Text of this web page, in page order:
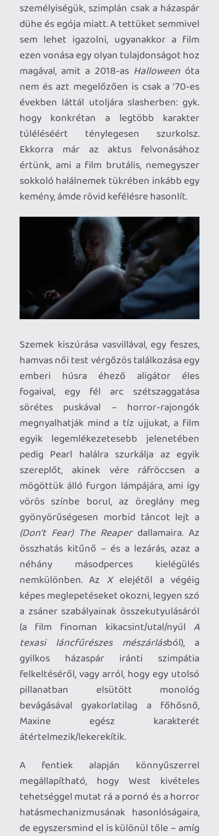
néhány másodperces kielégülés
nemkülönben. Az X elejétől a végéig
képes meglepetéseket okozni, legyen szó
a zsáner szabályainak összekutyulásáról
(a film finoman kikacsint/utal/nyúlA
texasi láncfűrészes mészárlás
ból), a
gyilkos házaspár iránti szimpátia
felkeltéséről, vagy arról, hogy egy utolsó
pillanatban elsütött monológ
bevágásával gyakorlatilag a főhősnő,
Maxine egész karakterét
átértelmezik/lekerekítik.
megállapítható, hogy West kivételes
tehetséggel mutat rá a pornó és a horror
hatásmechanizmusának hasonlóságaira,
de egyszersmind el is különül tőle – amíg
előbbi alkalmatlan értelmiségi
eszmecserére, addig utóbbival
kapcsolatban lehet mélyebben is
beszélni, és a műfaj sajátosságait számba
véve részletesebben is kielemezni. Van is
mit: jelen esetben az öregedés és a
szexualitás témakörét, amely Pearl,
valamint férje karakterén keresztül egy
szomorú és kényes tényére mutat rá.
dugni – de van az úgy, hogy egyszerűen
már nem tud. Vagy nem úgy reagál a
teste egy valaha szép és szexi nő gyűrött,
megviselt látványára, mert már nem
olyan vágykeltő, mint hajdanán, ereje
teljében, vagy fáj a háta, fáj a gerince, fáj a
csípője, fáj minden, gyenge a szíve, és
nem képes már az erekcióra.
Az alapvető ösztön benne van, az agy,
mint a legnagyobb erogénzóna még
működik és csinálná is, de már egyáltalán
nem olyan könnyű végrehajtani. AzX
nem egy tucat-slasher értelmi szintje
felé konvergál (tartok tőle, hogy
sokaknak pont ezért nem tetszik, mást
vártak tőle, illetve nem értik vagy nem
érdekli őket a film mondanivalója és
rátérnénk az alkotás frappáns
karakterívére, érdemes egy-két szót
ejteni a korszellem tökéletes
megidézéséről. Az
es évek legvégén játszódik, hanem
valóban is olyan, mintha tényleg 1979-
ben készült volna: az olyan horror-
ablakra, aPsychóra, azEaten Alive -ra és a
Zombira tett kikacsintások mellett a film
mind látványvilágban, mind zenében,
mind ruhákban, mind pedig
vágástechnikában példátlanul idomul a
korszellemhez – sőt, mi több,